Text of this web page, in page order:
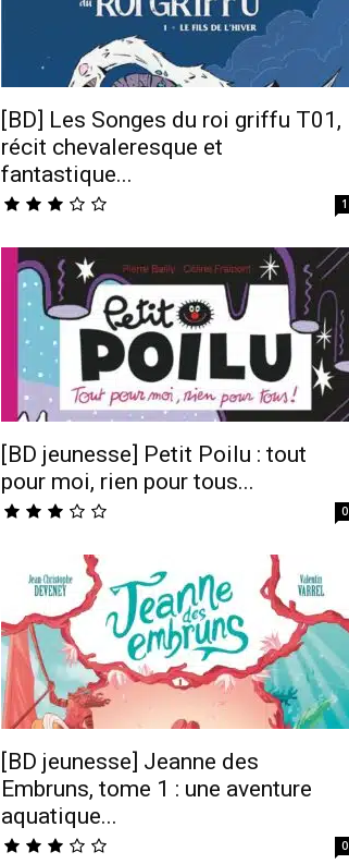
[BD] Les Songes du roi griffu T01,
récit chevaleresque et
fantastique...
1
[BD jeunesse] Petit Poilu : tout
pour moi, rien pour tous...
0
[BD jeunesse] Jeanne des
Embruns, tome 1 : une aventure
aquatique...
0